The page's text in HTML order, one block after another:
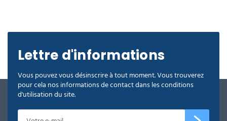
Lettre d'informations
Vous pouvez vous désinscrire à tout moment. Vous trouverez
pour cela nos informations de contact dans les conditions
d'utilisation du site.